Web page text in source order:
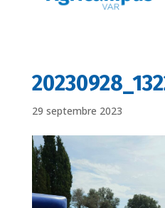
29 septembre 2023